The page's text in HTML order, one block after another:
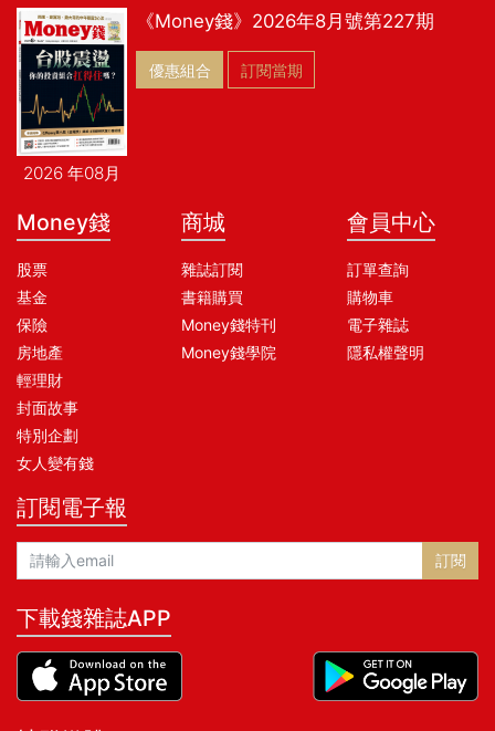
2026 年08月
《Money錢》2026年8月號第227期
優惠組合 訂閱當期
Money錢
股票
基金
保險
房地產
輕理財
封面故事
特別企劃
女人變有錢
商城
雜誌訂閱
書籍購買
Money錢特刊
Money錢學院
會員中心
訂單查詢
購物車
電子雜誌
隱私權聲明
訂閱電子報
訂閱
下載錢雜誌APP